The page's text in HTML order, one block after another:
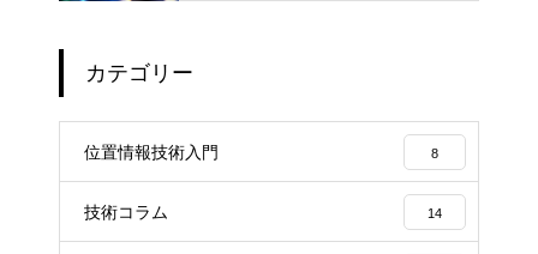
カテゴリー
位置情報技術入門 8
技術コラム 14